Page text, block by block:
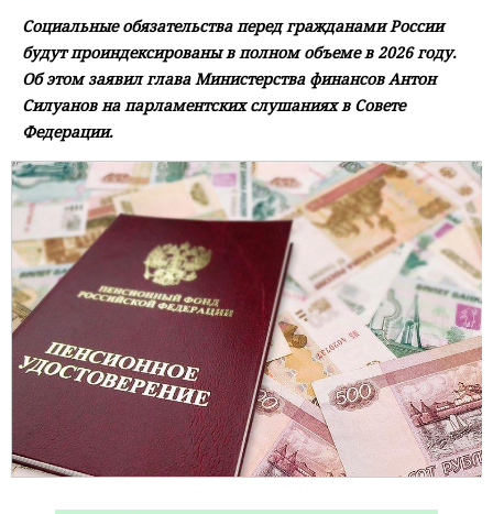
Социальные обязательства перед гражданами России
будут проиндексированы в полном объеме в 2026 году.
Об этом заявил глава Министерства финансов Антон
Силуанов на парламентских слушаниях в Совете
Федерации.